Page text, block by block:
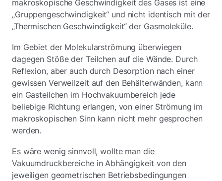
makroskopische Geschwindigkeit des Gases ist eine
„Gruppengeschwindigkeit“ und nicht identisch mit der
„Thermischen Geschwindigkeit“ der Gasmoleküle.
Im Gebiet der Molekularströmung überwiegen
dagegen Stöße der Teilchen auf die Wände. Durch
Reflexion, aber auch durch Desorption nach einer
gewissen Verweilzeit auf den Behälterwänden, kann
ein Gasteilchen im Hochvakuumbereich jede
beliebige Richtung erlangen, von einer Strömung im
makroskopischen Sinn kann nicht mehr gesprochen
werden.
Es wäre wenig sinnvoll, wollte man die
Vakuumdruckbereiche in Abhängigkeit von den
jeweiligen geometrischen Betriebsbedingungen